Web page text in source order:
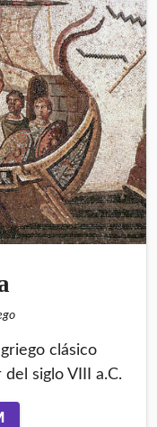
clásico
siglo VIII a.C.